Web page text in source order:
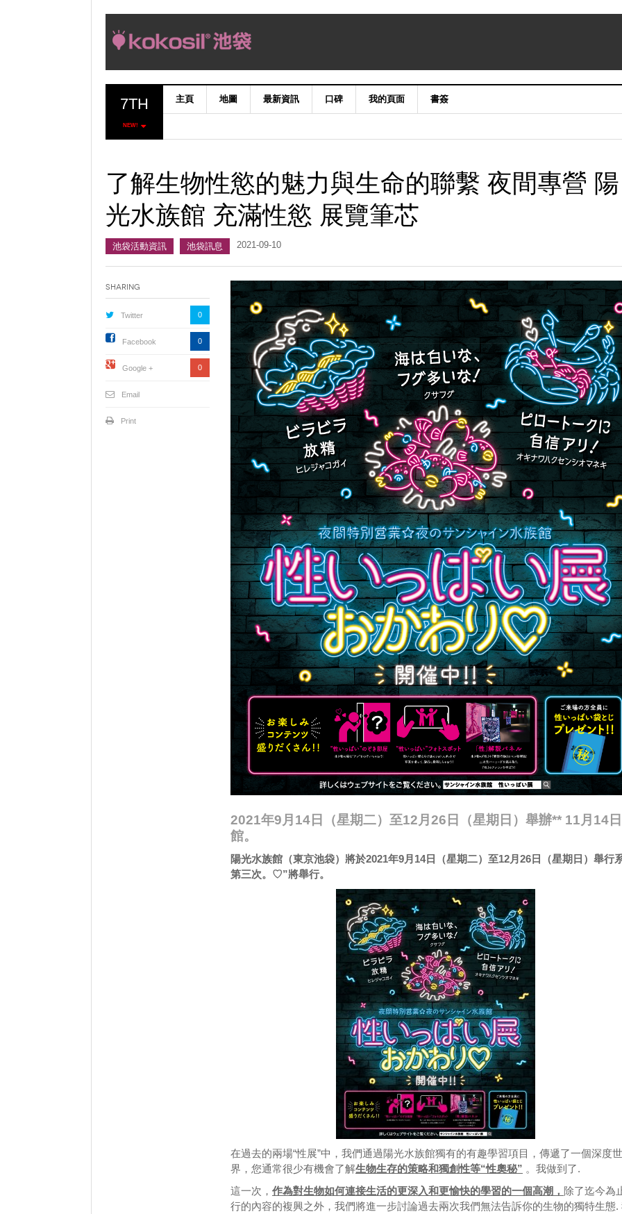
7TH
NEW!
主頁 地圖 最新資訊 口碑 我的頁面 書簽
了解生物性慾的魅力與生命的聯繫 夜間專營 陽
光水族館 充滿性慾 展覽筆芯
池袋活動資訊 池袋訊息 2021-09-10
2021年9月14日（星期二）至12月26日（星期日）舉辦** 11月14
館。
陽光水族館（東京池袋）將於2021年9月14日（星期二）至12月26日（星期日）舉行
第三次。♡”將舉行。
在過去的兩場“性展”中，我們通過陽光水族館獨有的有趣學習項目，傳遞了一個深度世
界，您通常很少有機會了解生物生存的策略和獨創性等“性奧秘” 。我做到了.
這一次， 作為對生物如何連接生活的更深入和更愉快的學習的一個高潮， 除了迄今為
行的內容的複興之外，我們將進一步討論過去兩次我們無法告訴你的生物的獨特生態.
Sharing
Twitter 0
Facebook 0
Google + 0
Email
Print